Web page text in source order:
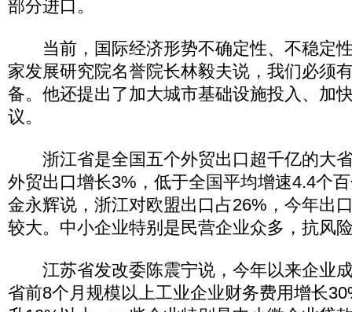
部分进口。
当前，国际经济形势不确定性、不稳定
家发展研究院名誉院长林毅夫说，我们必须
备。他还提出了加大城市基础设施投入、加
议。
浙江省是全国五个外贸出口超千亿的大
外贸出口增长3%，低于全国平均增速4.4个
金永辉说，浙江对欧盟出口占26%，今年出
较大。中小企业特别是民营企业众多，抗风
江苏省发改委陈震宁说，今年以来企业
省前8个月规模以上工业企业财务费用增长